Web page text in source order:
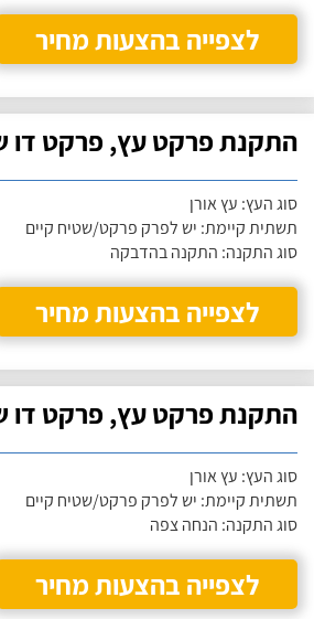
לצפייה בהצעות מחיר
התקנת פרקט עץ, פרקט דו
סוג העץ: עץ אורן
תשתית קיימת: יש לפרק פרקט/שטיח קיים
סוג התקנה: התקנה בהדבקה
לצפייה בהצעות מחיר
התקנת פרקט עץ, פרקט דו
סוג העץ: עץ אורן
תשתית קיימת: יש לפרק פרקט/שטיח קיים
סוג התקנה: הנחה צפה
לצפייה בהצעות מחיר